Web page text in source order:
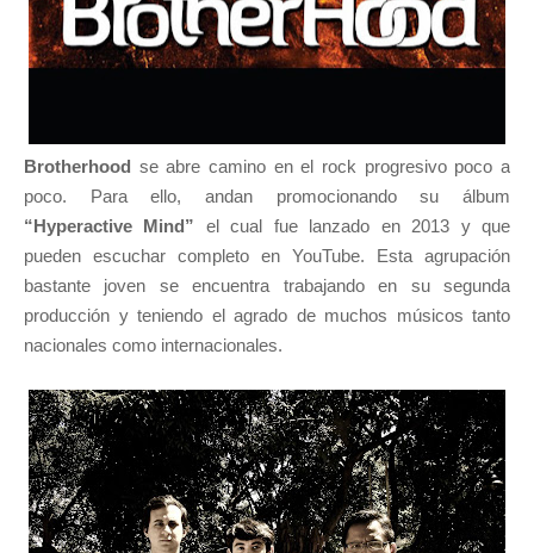
Brotherhood se abre camino en el rock progresivo poco a
poco. Para ello, andan promocionando su álbum
“Hyperactive Mind” el cual fue lanzado en 2013 y que
pueden escuchar completo en YouTube. Esta agrupación
bastante joven se encuentra trabajando en su segunda
producción y teniendo el agrado de muchos músicos tanto
nacionales como internacionales.